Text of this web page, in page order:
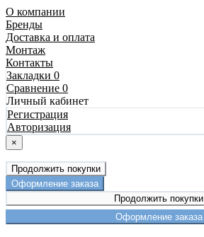
О компании
Бренды
Доставка и оплата
Монтаж
Контакты
Закладки 0
Сравнение 0
Личный кабинет
Регистрация
Авторизация
×
Продолжить покупки
Оформление заказа
Продолжить покупки
Оформление заказа